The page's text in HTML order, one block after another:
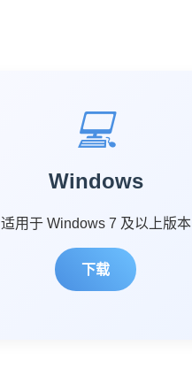
💻
Windows
适用于 Windows 7 及以上版本
下载